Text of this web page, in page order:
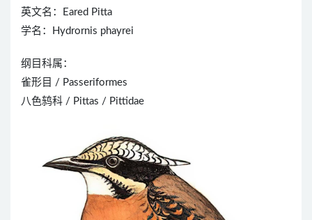
英文名：Eared Pitta
学名：Hydrornis phayrei
纲目科属：
雀形目 / Passeriformes
八色鸫科 / Pittas / Pittidae